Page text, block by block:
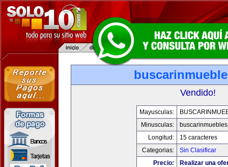
Vendido!
Mayusculas:
Minusculas:
Longitud:
15 caracteres
Categorias:
Sin Clasificar
Precio:
Realizar una